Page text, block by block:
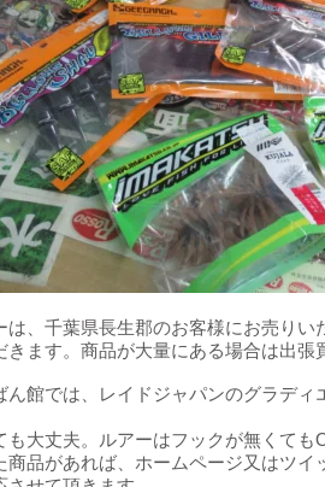
は、千葉県長生郡のお客様にお売り
きます。商品が大量にある場合は出張
ん館では、レイドジャパンのグラデ
も大丈夫。ルアーはフックが無くても
商品があれば、ホームページ又はツ